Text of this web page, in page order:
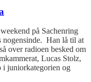
på Sachenring
nogensinde. Han lå til at
over radioen besked om
Lucas Stolz,
i juniorkategorien og